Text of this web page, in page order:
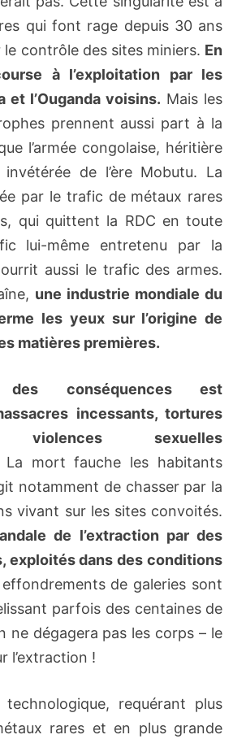
qui font rage depuis 30 ans
le contrôle des sites miniers. En
à l’exploitation par les
et l’Ouganda voisins. Mais les
prennent aussi part à la
l’armée congolaise, héritière
de l’ère Mobutu. La
par le trafic de métaux rares
qui quittent la RDC en toute
lui-même entretenu par la
aussi le trafic des armes.
une industrie mondiale du
les yeux sur l’origine de
matières premières.
conséquences est
incessants, tortures
violences sexuelles
mort fauche les habitants
notamment de chasser par la
vivant sur les sites convoités.
de l’extraction par des
exploités dans des conditions
effondrements de galeries sont
parfois des centaines de
ne dégagera pas les corps – le
l’extraction !
technologique, requérant plus
rares et en plus grande